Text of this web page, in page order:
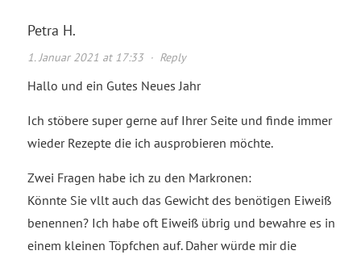
Petra H.
1. Januar 2021 at 17:33· Reply
Hallo und ein Gutes Neues Jahr
Ich stöbere super gerne auf Ihrer Seite und finde immer
wieder Rezepte die ich ausprobieren möchte.
Zwei Fragen habe ich zu den Markronen:
Könnte Sie vllt auch das Gewicht des benötigen Eiweiß
benennen? Ich habe oft Eiweiß übrig und bewahre es in
einem kleinen Töpfchen auf. Daher würde mir die